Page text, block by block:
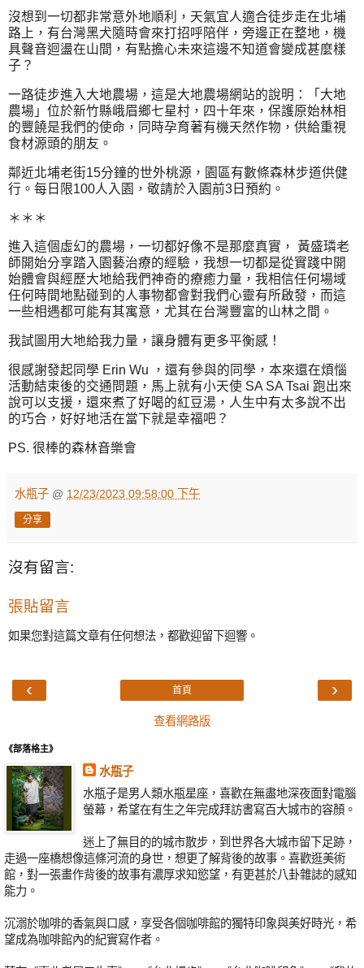
沒想到一切都非常意外地順利，天氣宜人適合徒步走在北埔
路上，有台灣黑犬隨時會來打招呼陪伴，旁邊正在整地，機
具聲音迴盪在山間，有點擔心未來這邊不知道會變成甚麼樣
子？
一路徒步進入大地農場，這是大地農場網站的說明：「大地
農場」位於新竹縣峨眉鄉七星村，四十年來，保護原始林相
的豐饒是我們的使命，同時孕育著有機天然作物，供給重視
食材源頭的朋友。
鄰近北埔老街15分鐘的世外桃源，園區有數條森林步道供健
行。每日限100人入園，敬請於入園前3日預約。
＊＊＊
進入這個虛幻的農場，一切都好像不是那麼真實， 黃盛璘老
師開始分享踏入園藝治療的經驗，我想一切都是從實踐中開
始體會與經歷大地給我們神奇的療癒力量，我相信任何場域
任何時間地點碰到的人事物都會對我們心靈有所啟發，而這
一些相遇都可能有其寓意，尤其在台灣豐富的山林之間。
我試圖用大地給我力量，讓身體有更多平衡感！
很感謝發起同學 Erin Wu ，還有參與的同學，本來還在煩惱
活動結束後的交通問題，馬上就有小天使 SA SA Tsai 跑出來
說可以支援，還來煮了好喝的紅豆湯，人生中有太多說不出
的巧合，好好地活在當下就是幸福吧？
PS. 很棒的森林音樂會
水瓶子 @ 12/23/2023 09:58:00 下午
分享
沒有留言:
張貼留言
如果您對這篇文章有任何想法，都歡迎留下迴響。
‹ ›
首頁
查看網路版
《部落格主》
水瓶子
水瓶子是男人類水瓶星座，喜歡在無盡地深夜面對電腦
螢幕，希望在有生之年完成拜訪書寫百大城市的容顏。
迷上了無目的的城市散步，到世界各大城市留下足跡，
走過一座橋想像這條河流的身世，想更了解背後的故事。喜歡逛美術
館，對一張畫作背後的故事有濃厚求知慾望，有更甚於八卦雜誌的感知
能力。
沉溺於咖啡的香氣與口感，享受各個咖啡館的獨特印象與美好時光，希
望成為咖啡館內的紀實寫作者。